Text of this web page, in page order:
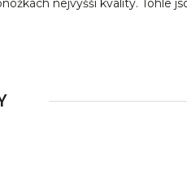
nejvyšší kvality. Tohle